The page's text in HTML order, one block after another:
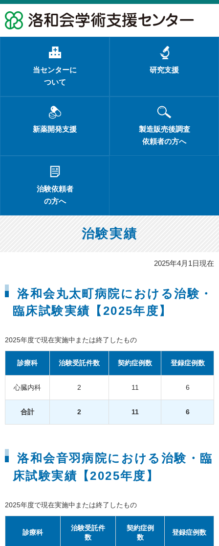
当センターに
ついて
研究支援
新薬開発支援
製造販売後調査
依頼者の方へ
治験依頼者
の方へ
治験実績
2025年4月1日現在
洛和会丸太町病院における治験・
臨床試験実績【2025年度】
2025年度で現在実施中または終了したもの
診療科 治験受託件数 契約症例数 登録症例数
心臓内科 2 11 6
合計 2 11 6
洛和会音羽病院における治験・臨
床試験実績【2025年度】
2025年度で現在実施中または終了したもの
診療科
治験受託件
数
契約症例
数
登録症例数